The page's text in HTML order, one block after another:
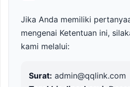
Jika Anda memiliki
mengenai Ketentuan ini,
kami melalui:
Surat: admin@qqlink.com